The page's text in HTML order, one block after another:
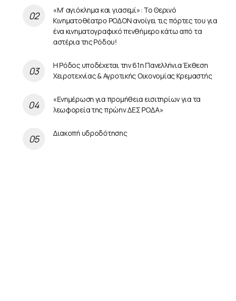
«Μ’ αγιόκλημα και γιασεμί»: Το Θερινό
Κινηματοθέατρο ΡΟΔΟΝ ανοίγει τις πόρτες του για
ένα κινηματογραφικό πενθήμερο κάτω από τα
αστέρια της Ρόδου!
Η Ρόδος υποδέχεται την 61η Πανελλήνια Έκθεση
Χειροτεχνίας & Αγροτικής Οικονομίας Κρεμαστής
«Ενημέρωση για προμήθεια εισιτηρίων για τα
λεωφορεία της πρώην ΔΕΣ ΡΟΔΑ»
Διακοπή υδροδότησης